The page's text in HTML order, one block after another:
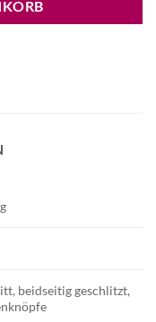
beidseitig geschlitzt,